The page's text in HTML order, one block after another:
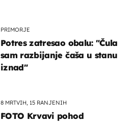
PRIMORJE
Potres zatresao obalu: "Čula
sam razbijanje čaša u stanu
iznad"
8 MRTVIH, 15 RANJENIH
FOTO Krvavi pohod